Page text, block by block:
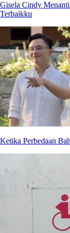
Gisela Cindy
Terbaikku
Ketika Perbedaan